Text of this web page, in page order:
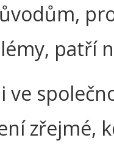
patří
ve
zřejmé,